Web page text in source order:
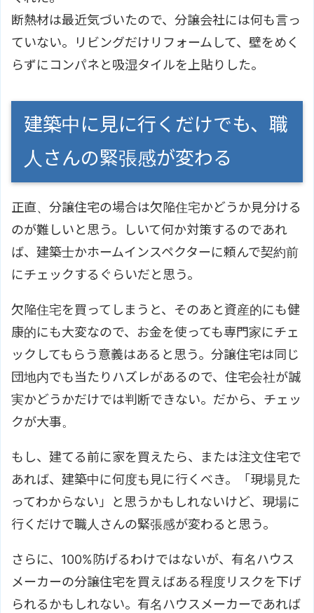
断熱材は最近気づいたので、分譲会社には何も言っ
ていない。リビングだけリフォームして、壁をめく
らずにコンパネと吸湿タイルを上貼りした。
建築中に見に行くだけでも、職
人さんの緊張感が変わる
正直、分譲住宅の場合は欠陥住宅かどうか見分ける
のが難しいと思う。しいて何か対策するのであれ
ば、建築士かホームインスペクターに頼んで契約前
にチェックするぐらいだと思う。
欠陥住宅を買ってしまうと、そのあと資産的にも健
康的にも大変なので、お金を使っても専門家にチェ
ックしてもらう意義はあると思う。分譲住宅は同じ
団地内でも当たりハズレがあるので、住宅会社が誠
実かどうかだけでは判断できない。だから、チェッ
クが大事。
もし、建てる前に家を買えたら、または注文住宅で
あれば、建築中に何度も見に行くべき。「現場見た
ってわからない」と思うかもしれないけど、現場に
行くだけで職人さんの緊張感が変わると思う。
さらに、100%防げるわけではないが、有名ハウス
メーカーの分譲住宅を買えばある程度リスクを下げ
られるかもしれない。有名ハウスメーカーであれば